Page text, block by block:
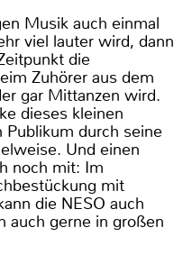
Musik auch einmal
viel lauter wird, dann
die
Zuhörer aus dem
gar Mittanzen wird.
dieses kleinen
durch seine
Und einen
noch mit: Im
mit
die NESO auch
auch gerne in großen